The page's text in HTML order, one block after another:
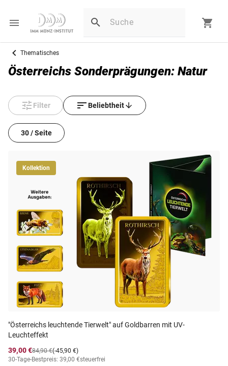
Thematisches
Österreichs Sonderprägungen: Natur
Filter Beliebtheit
30 / Seite
Kollektion
"Österreichs leuchtende Tierwelt" auf Goldbarren mit UV-
Leuchteffekt
39,00 €
(-45,90 €)
84,90 €
30-Tage-Bestpreis: 39,00 €steuerfrei